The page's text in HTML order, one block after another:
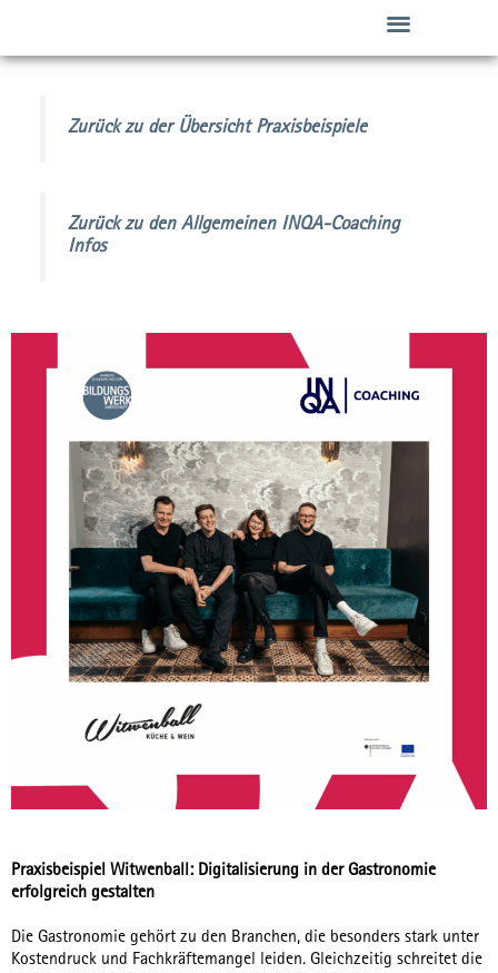
springen
Zurück zu der Übersicht Praxisbeispiele
Zurück zu den Allgemeinen INQA-Coaching
Infos
Praxisbeispiel Witwenball: Digitalisierung in der Gastronomie
erfolgreich gestalten
Die Gastronomie gehört zu den Branchen, die besonders stark unter
Kostendruck und Fachkräftemangel leiden. Gleichzeitig schreitet die